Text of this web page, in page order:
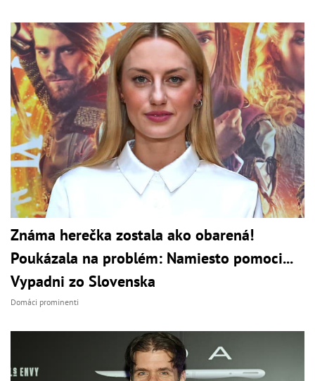
Známa herečka zostala ako obarená!
Poukázala na problém: Namiesto pomoci...
Vypadni zo Slovenska
Domáci prominenti